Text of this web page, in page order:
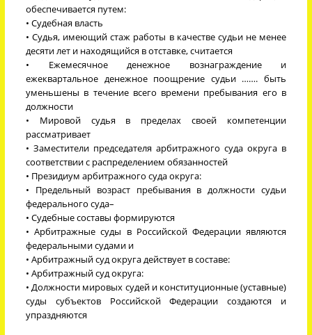
обеспечивается путем:
• Судебная власть
• Судья, имеющий стаж работы в качестве судьи не менее
десяти лет и находящийся в отставке, считается
• Ежемесячное денежное вознаграждение и
ежеквартальное денежное поощрение судьи ……. быть
уменьшены в течение всего времени пребывания его в
должности
• Мировой судья в пределах своей компетенции
рассматривает
• Заместители председателя арбитражного суда округа в
соответствии с распределением обязанностей
• Президиум арбитражного суда округа:
• Предельный возраст пребывания в должности судьи
федерального суда–
• Судебные составы формируются
• Арбитражные суды в Российской Федерации являются
федеральными судами и
• Арбитражный суд округа действует в составе:
• Арбитражный суд округа:
• Должности мировых судей и конституционные (уставные)
суды субъектов Российской Федерации создаются и
упраздняются